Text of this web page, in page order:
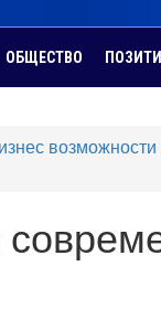
ОБЩЕСТВО
возможности